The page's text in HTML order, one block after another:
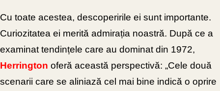
Cu toate acestea, descoperirile ei sunt importante.
Curiozitatea ei merită admirația noastră. După ce a
examinat tendințele care au dominat din 1972,
Herrington oferă această perspectivă: „Cele două
scenarii care se aliniază cel mai bine indică o oprire